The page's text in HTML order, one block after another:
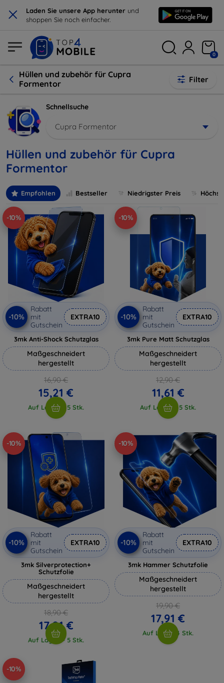
× Laden Sie unsere App herunter und
shoppen Sie noch einfacher.
0
Hüllen und zubehör für Cupra
Formentor
Filter
Schnellsuche
Cupra Formentor
Hüllen und zubehör für Cupra
Formentor
Empfohlen Bestseller Niedrigster Preis
-10%
-10%
Rabatt
mit
Gutschein
EXTRA10
3mk Anti-Shock Schutzglas
Maßgeschneidert
hergestellt
16,90 €
15,21 €
Auf Lager > 5 Stk.
-10%
-10%
Rabatt
mit
Gutschein
EXTRA10
3mk Pure Matt Schutzglas
Maßgeschneidert
hergestellt
12,90 €
11,61 €
Auf Lager > 5 Stk.
-10%
-10%
Rabatt
mit
Gutschein
EXTRA10
3mk Silverprotection+
Schutzfolie
Maßgeschneidert
hergestellt
18,90 €
17,01 €
Auf Lager > 5 Stk.
-10%
-10%
Rabatt
mit
Gutschein
EXTRA10
3mk Hammer Schutzfolie
Maßgeschneidert
hergestellt
19,90 €
17,91 €
Auf Lager 4 Stk.
-10%